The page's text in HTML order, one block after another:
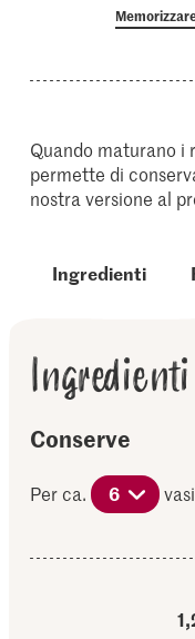
Quando maturano i
permette di
nostra versione al
Ingredienti
Ingredienti
Conserve
Per ca. 6